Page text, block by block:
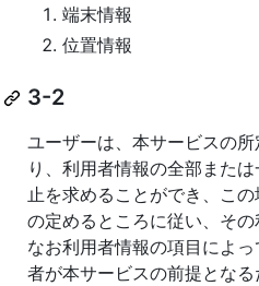
端末情報
位置情報
3-2
ユーザーは、本サービスの
り、利用者情報の全部また
止を求めることができ、こ
の定めるところに従い、その
なお利用者情報の項目によ
者が本サービスの前提とな